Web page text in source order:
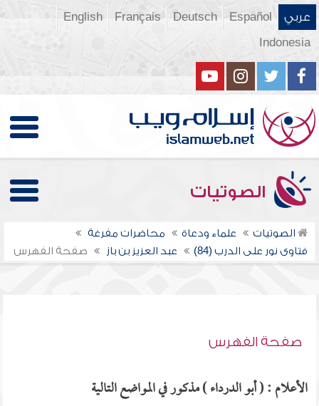
عربي Español
Deutsch
Français
English
Indonesia
الصوتيات
الصوتيات علماء ودعاة
محاضرات مفرغة
فتاوى نور على الدرب (84)
عبد العزيز بن باز صفحة الفهرس
صفحة الفهرس
الأعلام : ( أبو الدرداء ) مذكور في المواضع التالية